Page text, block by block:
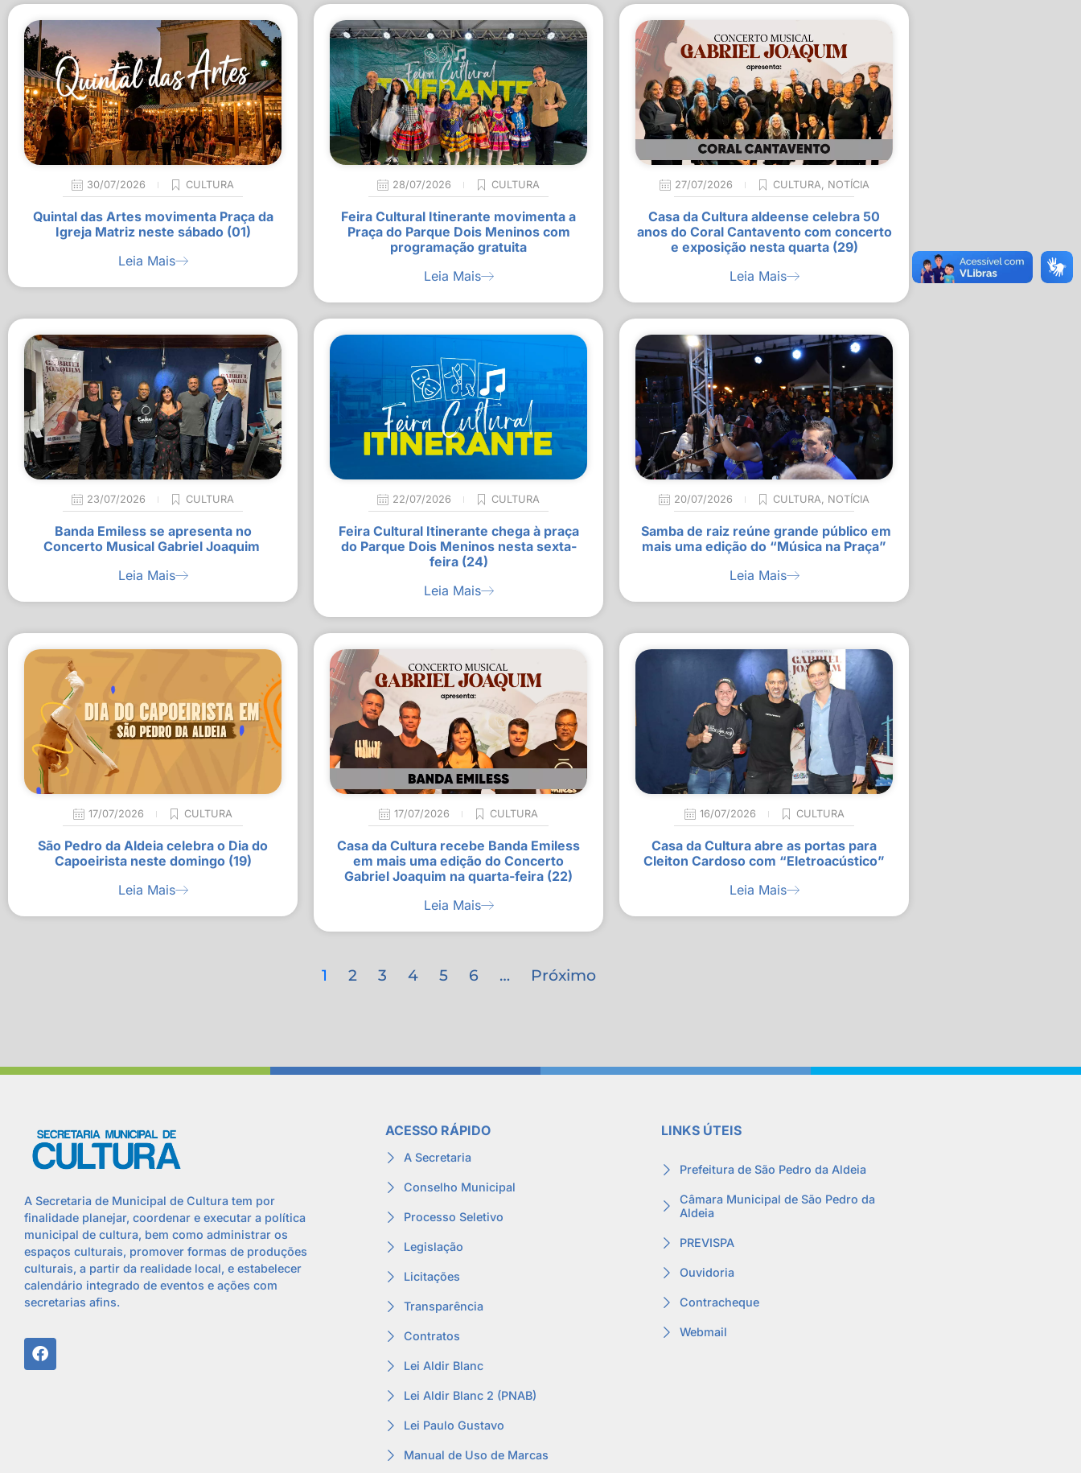
30/07/2026 CULTURA
Quintal das Artes movimenta Praça da
Igreja Matriz neste sábado (01)
Leia Mais
28/07/2026 CULTURA
Feira Cultural Itinerante movimenta a
Praça do Parque Dois Meninos com
programação gratuita
Leia Mais
27/07/2026 CULTURA, NOTÍCIA
Casa da Cultura aldeense celebra 50
anos do Coral Cantavento com concerto
e exposição nesta quarta (29)
Leia Mais
23/07/2026 CULTURA
Banda Emiless se apresenta no
Concerto Musical Gabriel Joaquim
Leia Mais
22/07/2026 CULTURA
Feira Cultural Itinerante chega à praça
do Parque Dois Meninos nesta sexta-
feira (24)
Leia Mais
20/07/2026 CULTURA, NOTÍCIA
Samba de raiz reúne grande público em
mais uma edição do “Música na Praça”
Leia Mais
17/07/2026 CULTURA
São Pedro da Aldeia celebra o Dia do
Capoeirista neste domingo (19)
Leia Mais
17/07/2026 CULTURA
Casa da Cultura recebe Banda Emiless
em mais uma edição do Concerto
Gabriel Joaquim na quarta-feira (22)
Leia Mais
16/07/2026 CULTURA
Casa da Cultura abre as portas para
Cleiton Cardoso com “Eletroacústico”
Leia Mais
1 2 3 4 5 6 … Próximo
A Secretaria de Municipal de Cultura tem por
finalidade planejar, coordenar e executar a política
municipal de cultura, bem como administrar os
espaços culturais, promover formas de produções
culturais, a partir da realidade local, e estabelecer
calendário integrado de eventos e ações com
secretarias afins.
ACESSO RÁPIDO
A Secretaria
Conselho Municipal
Processo Seletivo
Legislação
Licitações
Transparência
Contratos
Lei Aldir Blanc
Lei Aldir Blanc 2 (PNAB)
Lei Paulo Gustavo
Manual de Uso de Marcas
LINKS ÚTEIS
Prefeitura de São Pedro da Aldeia
Câmara Municipal de São Pedro da
Aldeia
PREVISPA
Ouvidoria
Contracheque
Webmail